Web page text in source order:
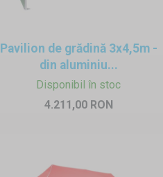
Pavilion de grădină 3x4,5m -
din aluminiu...
Disponibil în stoc
4.211,00 RON